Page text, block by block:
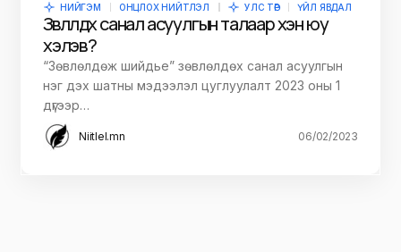
НИЙГЭМ ОНЦЛОХ НИЙТЛЭЛ УЛС ТӨР ҮЙЛ ЯВДАЛ
Зөвлөлдөх санал асуулгын талаар хэн юу
хэлэв?
“Зөвлөлдөж шийдье” зөвлөлдөх санал асуулгын
нэг дэх шатны мэдээлэл цуглуулалт 2023 оны 1
дүгээр…
Niitlel.mn 06/02/2023